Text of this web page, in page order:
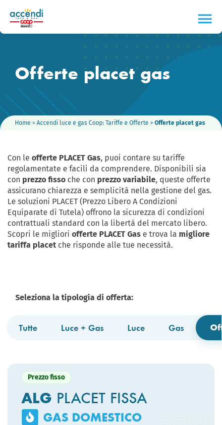
Offerte placet gas
Home > Accendi luce e gas Coop: Tariffe e Offerte > Offerte placet gas
Con le offerte PLACET Gas, puoi contare su tariffe
regolamentate e facili da comprendere. Disponibili sia
con prezzo fisso che con prezzo variabile, queste offerte
assicurano chiarezza e semplicità nella gestione del gas.
Le soluzioni PLACET (Prezzo Libero A Condizioni
Equiparate di Tutela) offrono la sicurezza di condizioni
contrattuali standard con la libertà del mercato libero.
Scopri le migliori offerte PLACET Gas e trova la migliore
tariffa placet che risponde alle tue necessità.
Seleziona la tipologia di offerta:
Tutte Luce + Gas Luce Gas
Prezzo fisso
ALG PLACET FISSA
GAS DOMESTICO